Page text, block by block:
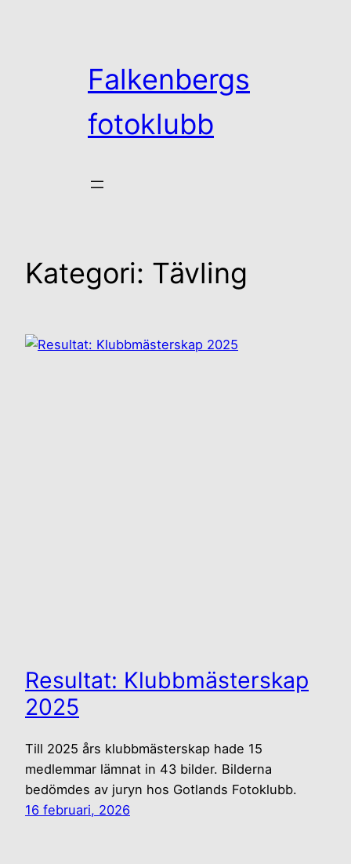
Falkenbergs
fotoklubb
Kategori: Tävling
Resultat: Klubbmästerskap
2025
Till 2025 års klubbmästerskap hade 15
medlemmar lämnat in 43 bilder. Bilderna
bedömdes av juryn hos Gotlands Fotoklubb.
16 februari, 2026